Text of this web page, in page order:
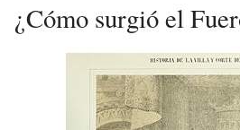
¿Cómo surgió el